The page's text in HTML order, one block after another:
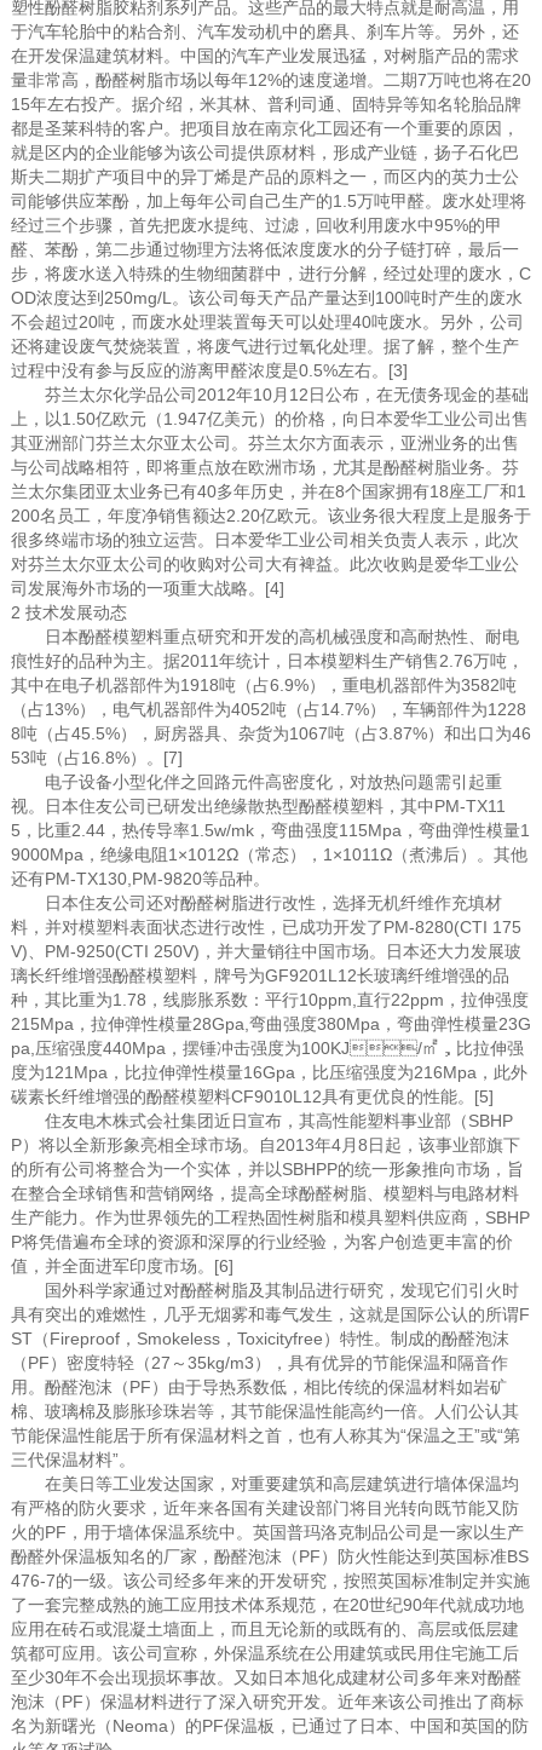
塑性酚醛树脂胶粘剂系列产品。这些产品的最大特点就是耐高温，用
于汽车轮胎中的粘合剂、汽车发动机中的磨具、刹车片等。另外，还
在开发保温建筑材料。中国的汽车产业发展迅猛，对树脂产品的需求
量非常高，酚醛树脂市场以每年12%的速度递增。二期7万吨也将在20
15年左右投产。据介绍，米其林、普利司通、固特异等知名轮胎品牌
都是圣莱科特的客户。把项目放在南京化工园还有一个重要的原因，
就是区内的企业能够为该公司提供原材料，形成产业链，扬子石化巴
斯夫二期扩产项目中的异丁烯是产品的原料之一，而区内的英力士公
司能够供应苯酚，加上每年公司自己生产的1.5万吨甲醛。废水处理将
经过三个步骤，首先把废水提纯、过滤，回收利用废水中95%的甲
醛、苯酚，第二步通过物理方法将低浓度废水的分子链打碎，最后一
步，将废水送入特殊的生物细菌群中，进行分解，经过处理的废水，C
OD浓度达到250mg/L。该公司每天产品产量达到100吨时产生的废水
不会超过20吨，而废水处理装置每天可以处理40吨废水。另外，公司
还将建设废气焚烧装置，将废气进行过氧化处理。据了解，整个生产
过程中没有参与反应的游离甲醛浓度是0.5%左右。[3]
芬兰太尔化学品公司2012年10月12日公布，在无债务现金的基础
上，以1.50亿欧元（1.947亿美元）的价格，向日本爱华工业公司出售
其亚洲部门芬兰太尔亚太公司。芬兰太尔方面表示，亚洲业务的出售
与公司战略相符，即将重点放在欧洲市场，尤其是酚醛树脂业务。芬
兰太尔集团亚太业务已有40多年历史，并在8个国家拥有18座工厂和1
200名员工，年度净销售额达2.20亿欧元。该业务很大程度上是服务于
很多终端市场的独立运营。日本爱华工业公司相关负责人表示，此次
对芬兰太尔亚太公司的收购对公司大有裨益。此次收购是爱华工业公
司发展海外市场的一项重大战略。[4]
2 技术发展动态
日本酚醛模塑料重点研究和开发的高机械强度和高耐热性、耐电
痕性好的品种为主。据2011年统计，日本模塑料生产销售2.76万吨，
其中在电子机器部件为1918吨（占6.9%），重电机器部件为3582吨
（占13%），电气机器部件为4052吨（占14.7%），车辆部件为1228
8吨（占45.5%），厨房器具、杂货为1067吨（占3.87%）和出口为46
53吨（占16.8%）。[7]
电子设备小型化伴之回路元件高密度化，对放热问题需引起重
视。日本住友公司已研发出绝缘散热型酚醛模塑料，其中PM-TX11
5，比重2.44，热传导率1.5w/mk，弯曲强度115Mpa，弯曲弹性模量1
9000Mpa，绝缘电阻1×1012Ω（常态），1×1011Ω（煮沸后）。其他
还有PM-TX130,PM-9820等品种。
日本住友公司还对酚醛树脂进行改性，选择无机纤维作充填材
料，并对模塑料表面状态进行改性，已成功开发了PM-8280(CTI 175
V)、PM-9250(CTI 250V)，并大量销往中国市场。日本还大力发展玻
璃长纤维增强酚醛模塑料，牌号为GF9201L12长玻璃纤维增强的品
种，其比重为1.78，线膨胀系数：平行10ppm,直行22ppm，拉伸强度
215Mpa，拉伸弹性模量28Gpa,弯曲强度380Mpa，弯曲弹性模量23G
pa,压缩强度440Mpa，摆锤冲击强度为100KJ/㎡，比拉伸强
度为121Mpa，比拉伸弹性模量16Gpa，比压缩强度为216Mpa，此外
碳素长纤维增强的酚醛模塑料CF9010L12具有更优良的性能。[5]
住友电木株式会社集团近日宣布，其高性能塑料事业部（SBHP
P）将以全新形象亮相全球市场。自2013年4月8日起，该事业部旗下
的所有公司将整合为一个实体，并以SBHPP的统一形象推向市场，旨
在整合全球销售和营销网络，提高全球酚醛树脂、模塑料与电路材料
生产能力。作为世界领先的工程热固性树脂和模具塑料供应商，SBHP
P将凭借遍布全球的资源和深厚的行业经验，为客户创造更丰富的价
值，并全面进军印度市场。[6]
国外科学家通过对酚醛树脂及其制品进行研究，发现它们引火时
具有突出的难燃性，几乎无烟雾和毒气发生，这就是国际公认的所谓F
ST（Fireproof，Smokeless，Toxicityfree）特性。制成的酚醛泡沫
（PF）密度特轻（27～35kg/m3），具有优异的节能保温和隔音作
用。酚醛泡沫（PF）由于导热系数低，相比传统的保温材料如岩矿
棉、玻璃棉及膨胀珍珠岩等，其节能保温性能高约一倍。人们公认其
节能保温性能居于所有保温材料之首，也有人称其为“保温之王”或“第
三代保温材料”。
在美日等工业发达国家，对重要建筑和高层建筑进行墙体保温均
有严格的防火要求，近年来各国有关建设部门将目光转向既节能又防
火的PF，用于墙体保温系统中。英国普玛洛克制品公司是一家以生产
酚醛外保温板知名的厂家，酚醛泡沫（PF）防火性能达到英国标准BS
476-7的一级。该公司经多年来的开发研究，按照英国标准制定并实施
了一套完整成熟的施工应用技术体系规范，在20世纪90年代就成功地
应用在砖石或混凝土墙面上，而且无论新的或既有的、高层或低层建
筑都可应用。该公司宣称，外保温系统在公用建筑或民用住宅施工后
至少30年不会出现损坏事故。又如日本旭化成建材公司多年来对酚醛
泡沫（PF）保温材料进行了深入研究开发。近年来该公司推出了商标
名为新曙光（Neoma）的PF保温板，已通过了日本、中国和英国的防